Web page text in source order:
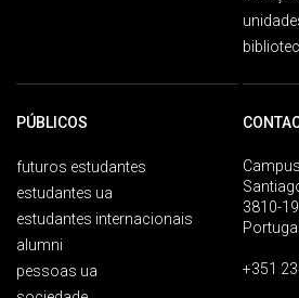
PÚBLICOS
futuros estudantes
estudantes ua
estudantes internacionais
alumni
pessoas ua
3810-
Portugal
+351